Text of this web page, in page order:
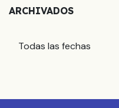
ARCHIVADOS